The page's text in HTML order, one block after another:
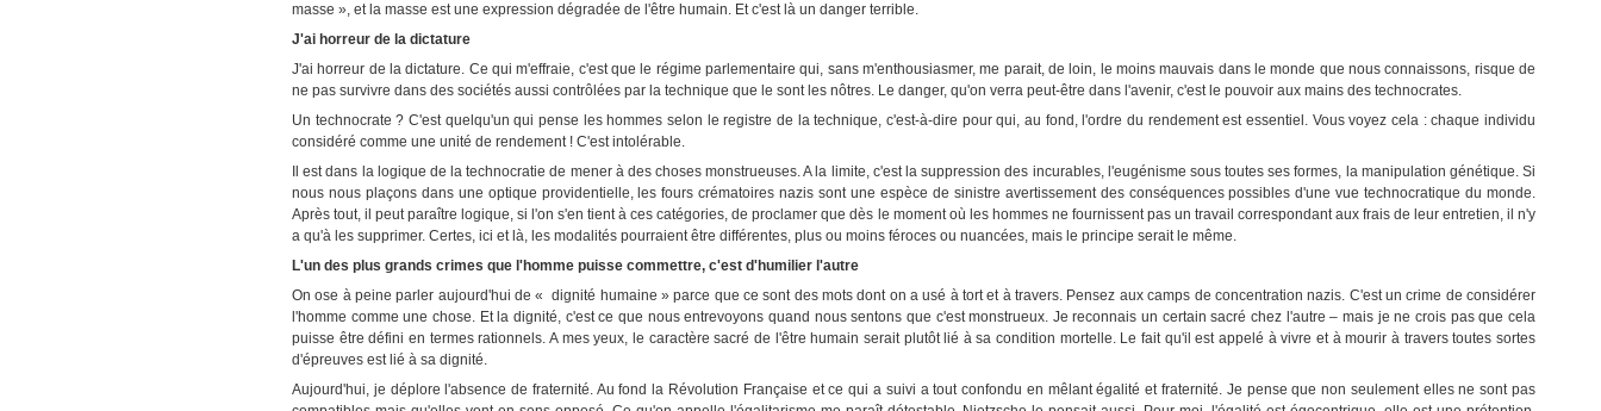
masse », et la masse est une expression dégradée de l'être humain. Et c'est là un danger terrible.
J'ai horreur de la dictature
J'ai horreur de la dictature. Ce qui m'effraie, c'est que le régime parlementaire qui, sans m'enthousiasmer, me parait, de loin, le moins mauvais dans le monde que nous connaissons, risque de
ne pas survivre dans des sociétés aussi contrôlées par la technique que le sont les nôtres. Le danger, qu'on verra peut-être dans l'avenir, c'est le pouvoir aux mains des technocrates.
Un technocrate ? C'est quelqu'un qui pense les hommes selon le registre de la technique, c'est-à-dire pour qui, au fond, l'ordre du rendement est essentiel. Vous voyez cela : chaque individu
considéré comme une unité de rendement ! C'est intolérable.
Il est dans la logique de la technocratie de mener à des choses monstrueuses. A la limite, c'est la suppression des incurables, l'eugénisme sous toutes ses formes, la manipulation génétique. Si
nous nous plaçons dans une optique providentielle, les fours crématoires nazis sont une espèce de sinistre avertissement des conséquences possibles d'une vue technocratique du monde.
Après tout, il peut paraître logique, si l'on s'en tient à ces catégories, de proclamer que dès le moment où les hommes ne fournissent pas un travail correspondant aux frais de leur entretien, il n'y
a qu'à les supprimer. Certes, ici et là, les modalités pourraient être différentes, plus ou moins féroces ou nuancées, mais le principe serait le même.
L'un des plus grands crimes que l'homme puisse commettre, c'est d'humilier l'autre
On ose à peine parler aujourd'hui de « dignité humaine » parce que ce sont des mots dont on a usé à tort et à travers. Pensez aux camps de concentration nazis. C'est un crime de considérer
l'homme comme une chose. Et la dignité, c'est ce que nous entrevoyons quand nous sentons que c'est monstrueux. Je reconnais un certain sacré chez l'autre – mais je ne crois pas que cela
puisse être défini en termes rationnels. A mes yeux, le caractère sacré de l'être humain serait plutôt lié à sa condition mortelle. Le fait qu'il est appelé à vivre et à mourir à travers toutes sortes
d'épreuves est lié à sa dignité.
Aujourd'hui, je déplore l'absence de fraternité. Au fond la Révolution Française et ce qui a suivi a tout confondu en mêlant égalité et fraternité. Je pense que non seulement elles ne sont pas